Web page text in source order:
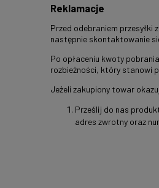
Reklamacje
Przed odebraniem przesyłki
następnie skontaktowanie
Po opłaceniu kwoty
rozbieżności, który stanowi
Jeżeli zakupiony towar
Prześlij do nas
adres zwrotny oraz